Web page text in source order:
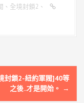
、全境封鎖2、
封鎖2-紐約軍閥]40等
之後..才是開始。 →